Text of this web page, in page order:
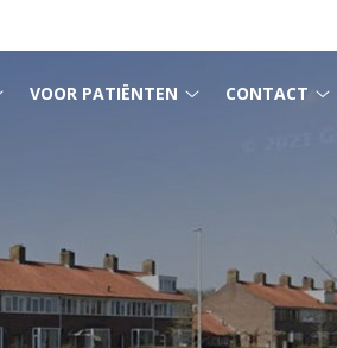
VOOR PATIËNTEN CONTACT